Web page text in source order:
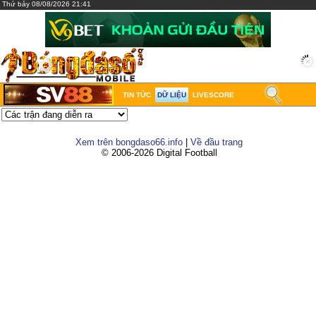
Thứ bảy 08/08/2026 21:41
TIN TỨC DỮ LIỆU LIVESCORE
Xem trên bongdaso66.info
Về đầu trang
© 2006-2026 Digital Football